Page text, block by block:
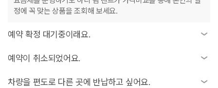
정에 꼭 맞는 상품을 조회해 보세요.
예약 확정 대기중이래요.
예약 확정 대기는 괌 렌터카 업체에서 고객님의 예약을 확인하고
수기에는 조금 더 소요될 수 있으니 대기 시간이 길어진다면 카모
예약이 취소되었어요.
예약 취소 사유는 차량 재고 부족이나 예약 정보(면허증, 결제 등)
차량을 편도로 다른 곳에 반납하고 싶어요.